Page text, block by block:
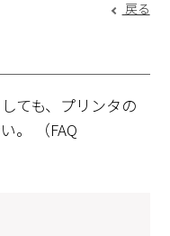
戻る
ても、プリンタの
。
（FAQ